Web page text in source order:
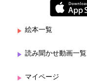
絵本一覧
読み聞かせ動画一覧
マイページ